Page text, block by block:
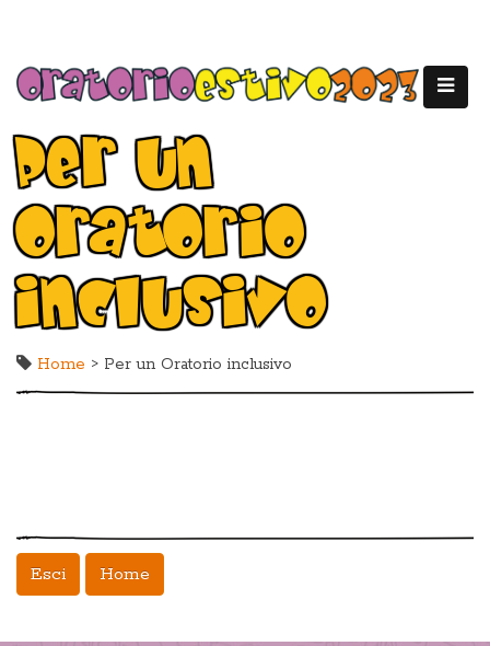
Per un
Oratorio
inclusivo
Home > Per un Oratorio inclusivo
Esci Home